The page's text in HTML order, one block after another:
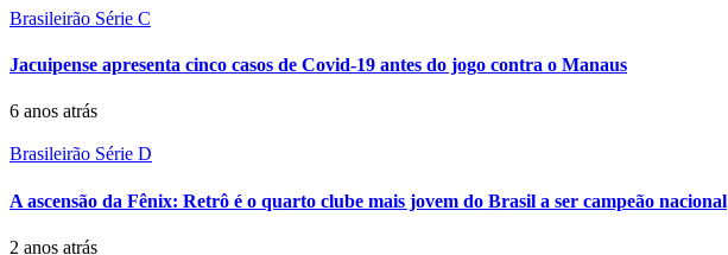
Brasileirão Série C
Jacuipense apresenta cinco casos de Covid-19 antes do jogo contra o Manaus
6 anos atrás
Brasileirão Série D
A ascensão da Fênix: Retrô é o quarto clube mais jovem do Brasil a ser campeão nacional
2 anos atrás